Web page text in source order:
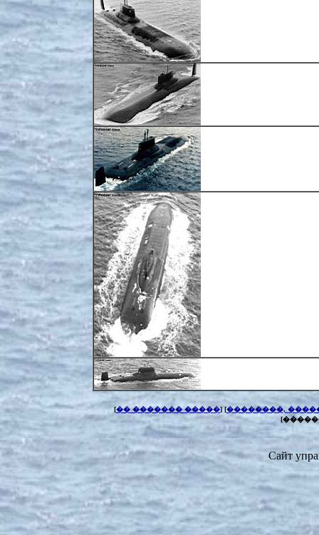
[�� ������� �����] [��������,
Сайт